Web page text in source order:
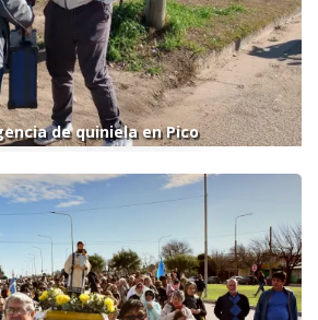
de quiniela en Pico